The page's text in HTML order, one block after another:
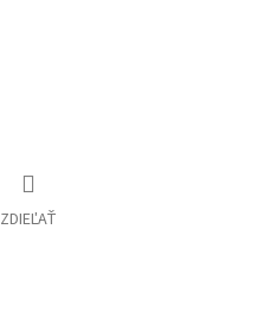
ZDIEĽAŤ